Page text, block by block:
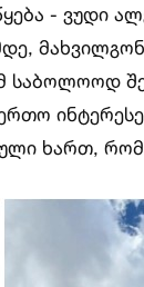
- ვუდი
საბოლოოდ
ხართ, რომ